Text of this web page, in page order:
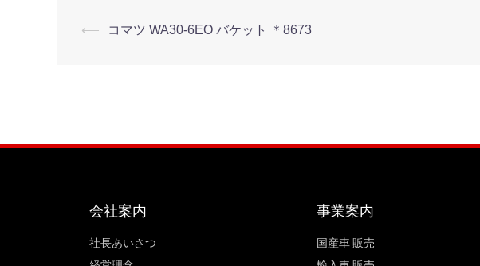
⟵ コマツ WA30-6EO バケット ＊8673
会社案内
社長あいさつ
事業案内
国産車 販売